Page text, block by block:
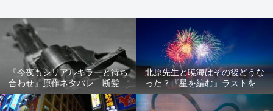
『今夜もシリアルキラーと待ち
合わせ』原作ネタバレ 断髪オ
ブジェ殺人事件 犯人の正体や
結末を解説
北原先生と暁海はその後どうな
った？『星を編む』ラストをネ
タバレ解説